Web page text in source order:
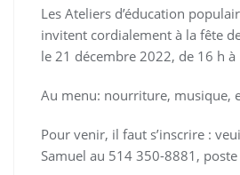
Les Ateliers d’éducation
invitent cordialement à la fête
le 21 décembre 2022, de 16 h à
Au menu: nourriture, musique,
Pour venir, il faut s’inscrire :
Samuel au 514 350-8881,